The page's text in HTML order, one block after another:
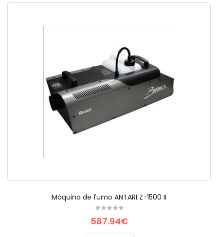
Máquina de fumo ANTARI Z-1500 II
587.94€